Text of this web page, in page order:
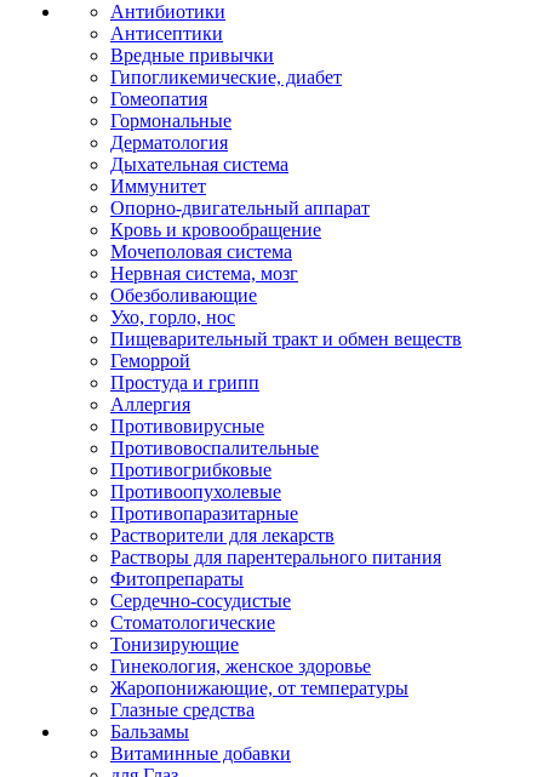
Антибиотики
Антисептики
Вредные привычки
Гипогликемические, диабет
Гомеопатия
Гормональные
Дерматология
Дыхательная система
Иммунитет
Опорно-двигательный аппарат
Кровь и кровообращение
Мочеполовая система
Нервная система, мозг
Обезболивающие
Ухо, горло, нос
Пищеварительный тракт и обмен веществ
Геморрой
Простуда и грипп
Аллергия
Противовирусные
Противовоспалительные
Противогрибковые
Противоопухолевые
Противопаразитарные
Растворители для лекарств
Растворы для парентерального питания
Фитопрепараты
Сердечно-сосудистые
Стоматологические
Тонизирующие
Гинекология, женское здоровье
Жаропонижающие, от температуры
Глазные средства
Бальзамы
Витаминные добавки